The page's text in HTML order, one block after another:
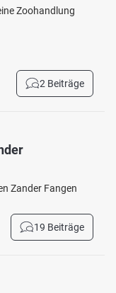
Zoohandlung
2 Beiträge
Zander Fangen
19 Beiträge